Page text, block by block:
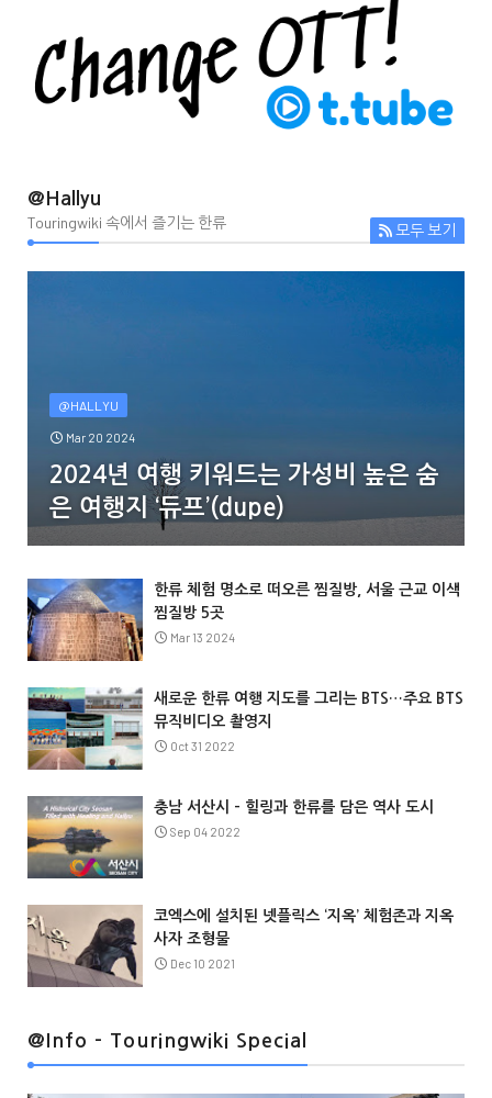
@Hallyu
Touringwiki 속에서 즐기는 한류 모두 보기
@HALLYU
Mar 20 2024
2024년 여행 키워드는 가성비 높은 숨
은 여행지 ‘듀프’(dupe)
한류 체험 명소로 떠오른 찜질방, 서울 근교 이색
찜질방 5곳
Mar 13 2024
새로운 한류 여행 지도를 그리는 BTS…주요 BTS
뮤직비디오 촬영지
Oct 31 2022
충남 서산시 – 힐링과 한류를 담은 역사 도시
Sep 04 2022
코엑스에 설치된 넷플릭스 ‘지옥’ 체험존과 지옥
사자 조형물
Dec 10 2021
@Info - Touringwiki Special
@Info